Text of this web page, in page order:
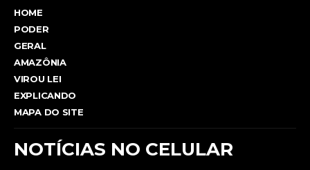
HOME
PODER
GERAL
AMAZÔNIA
VIROU LEI
EXPLICANDO
MAPA DO SITE
NOTÍCIAS NO CELULAR